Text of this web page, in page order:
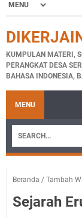
KUMPULAN MATERI,
PERANGKAT DESA
BAHASA INDONESIA,
MENU
Beranda / Tambah
Sejarah